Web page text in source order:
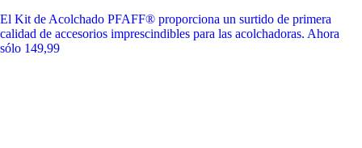
El Kit de Acolchado PFAFF® proporciona un surtido de primera
calidad de accesorios imprescindibles para las acolchadoras. Ahora
sólo 149,99